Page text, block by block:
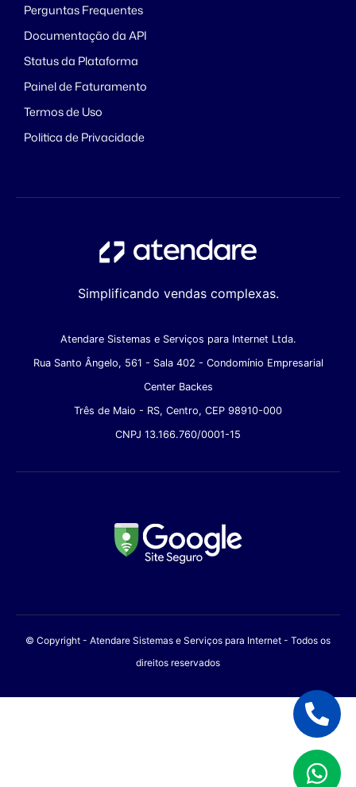
Perguntas Frequentes
Documentação da API
Status da Plataforma
Painel de Faturamento
Termos de Uso
Politica de Privacidade
Simplificando vendas complexas.
Atendare Sistemas e Serviços para Internet Ltda.
Rua Santo Ângelo, 561 - Sala 402 - Condomínio Empresarial
Center Backes
Três de Maio - RS, Centro, CEP 98910-000
CNPJ 13.166.760/0001-15
© Copyright - Atendare Sistemas e Serviços para Internet - Todos os
direitos reservados